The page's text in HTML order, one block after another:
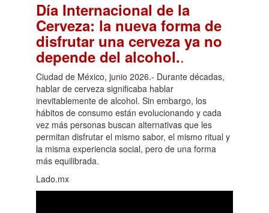
Día Internacional de la
Cerveza: la nueva forma de
disfrutar una cerveza ya no
depende del alcohol..
Ciudad de México, junio 2026.- Durante décadas,
hablar de cerveza significaba hablar
inevitablemente de alcohol. Sin embargo, los
hábitos de consumo están evolucionando y cada
vez más personas buscan alternativas que les
permitan disfrutar el mismo sabor, el mismo ritual y
la misma experiencia social, pero de una forma
más equilibrada.
Lado.mx